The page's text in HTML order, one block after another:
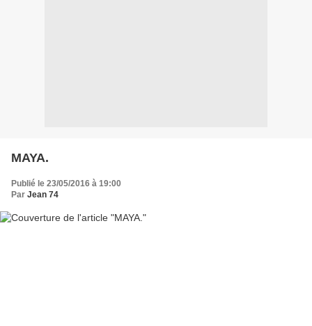
MAYA.
Publié le 23/05/2016 à 19:00
Par Jean 74